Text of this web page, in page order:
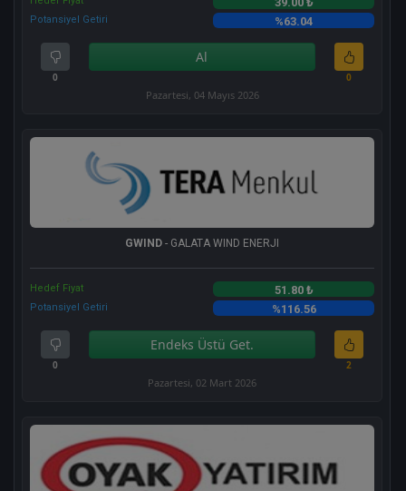
Potansiyel Getiri %63.04
0
Al
0
Pazartesi, 04 Mayıs 2026
GWIND - GALATA WIND ENERJI
Hedef Fiyat 51.80 ₺
Potansiyel Getiri %116.56
0
Endeks Üstü Get.
2
Pazartesi, 02 Mart 2026